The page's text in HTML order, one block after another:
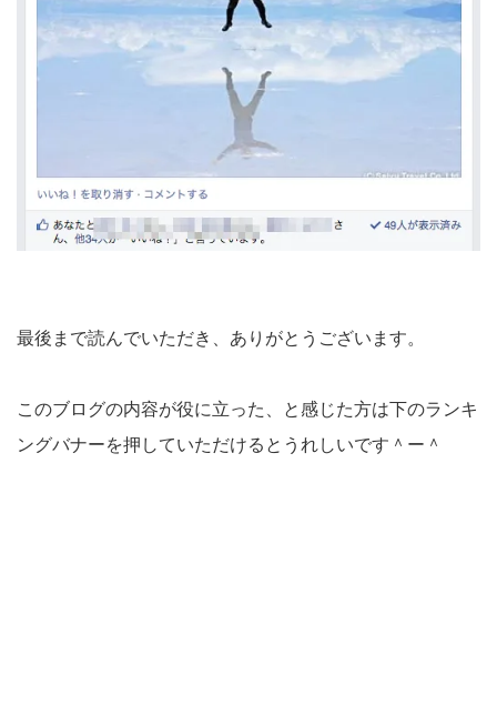
最後まで読んでいただき、ありがとうございます。
このブログの内容が役に立った、と感じた方は下のランキ
ングバナーを押していただけるとうれしいです＾ー＾